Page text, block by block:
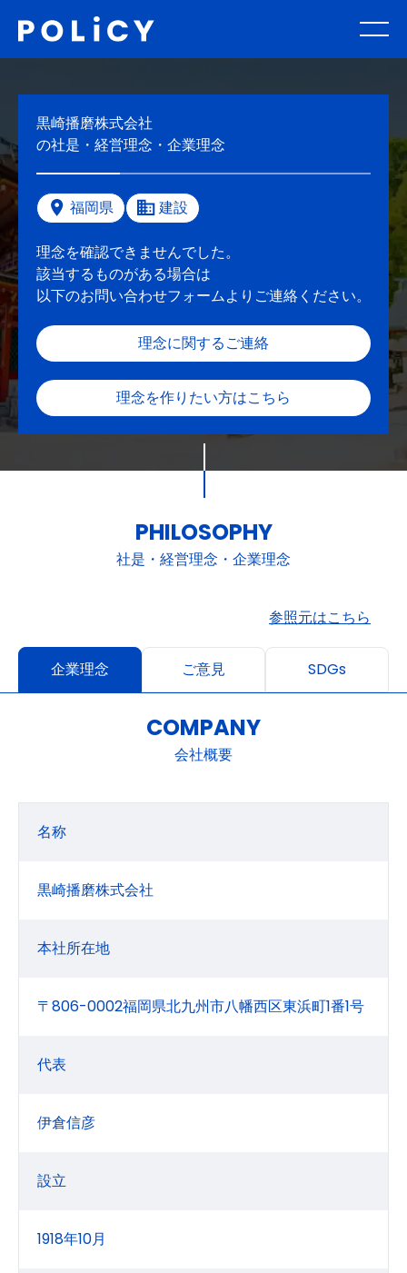
黒崎播磨株式会社
の社是・経営理念・企業理念
福岡県 建設
理念を確認できませんでした。
該当するものがある場合は
以下のお問い合わせフォームよりご連絡ください。
理念に関するご連絡
理念を作りたい方はこちら
PHILOSOPHY
社是・経営理念・企業理念
参照元はこちら
企業理念 ご意見 SDGs
COMPANY
会社概要
名称
黒崎播磨株式会社
本社所在地
〒806-0002福岡県北九州市八幡西区東浜町1番1号
代表
伊倉信彦
設立
1918年10月